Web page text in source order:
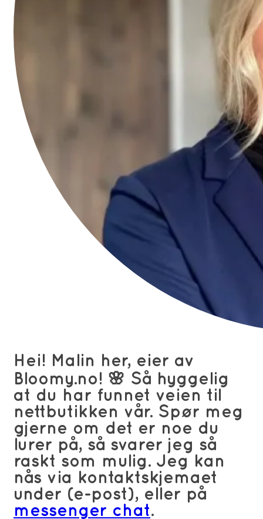
Hei! Malin her, eier av
Bloomy.no! 🌸 Så hyggelig
at du har funnet veien til
nettbutikken vår. Spør meg
gjerne om det er noe du
lurer på, så svarer jeg så
raskt som mulig. Jeg kan
nås via kontaktskjemaet
under (e-post), eller på
messenger chat.